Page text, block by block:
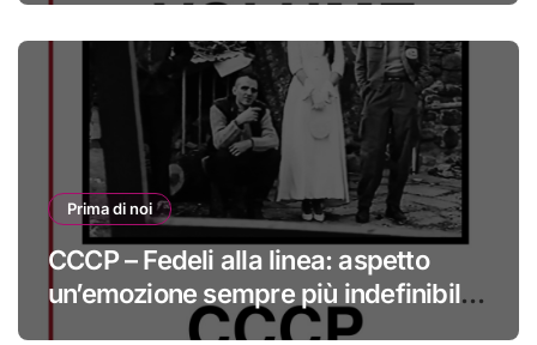
Prima di noi
CCCP – Fedeli alla linea: aspetto
un’emozione sempre più indefinibile
#primadinoi